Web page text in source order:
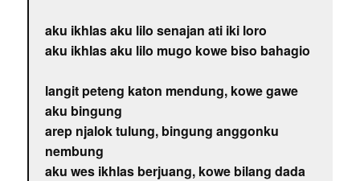
aku ikhlas aku lilo senajan ati iki loro
aku ikhlas aku lilo mugo kowe biso bahagio
langit peteng katon mendung, kowe gawe
aku bingung
arep njalok tulung, bingung anggonku
nembung
aku wes ikhlas berjuang, kowe bilang dada